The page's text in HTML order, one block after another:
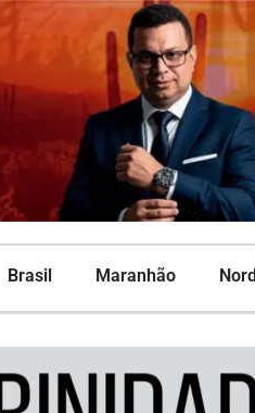
Brasil Maranhão